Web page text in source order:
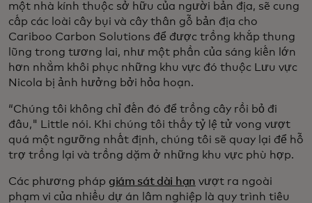
một nhà kính thuộc sở hữu của người bản địa, sẽ cung
cấp các loài cây bụi và cây thân gỗ bản địa cho
Cariboo Carbon Solutions để được trồng khắp thung
lũng trong tương lai, như một phần của sáng kiến lớn
hơn nhằm khôi phục những khu vực đó thuộc Lưu vực
Nicola bị ảnh hưởng bởi hỏa hoạn.
“Chúng tôi không chỉ đến đó để trồng cây rồi bỏ đi
đâu," Little nói. Khi chúng tôi thấy tỷ lệ tử vong vượt
quá một ngưỡng nhất định, chúng tôi sẽ quay lại để hỗ
trợ trồng lại và trồng dặm ở những khu vực phù hợp.
Các phương pháp giám sát dài hạn vượt ra ngoài
phạm vi của nhiều dự án lâm nghiệp là quy trình tiêu